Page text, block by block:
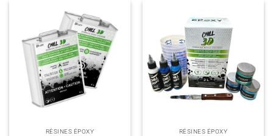
RÉSINES ÉPOXY RÉSINES ÉPOXY